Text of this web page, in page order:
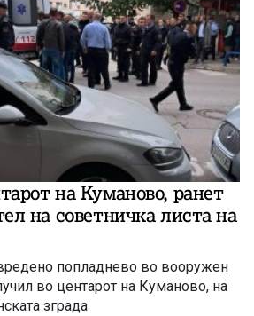
на Куманово, ранет
на советничка листа на
попладнево во вооружен
во центарот на Куманово, на
зграда